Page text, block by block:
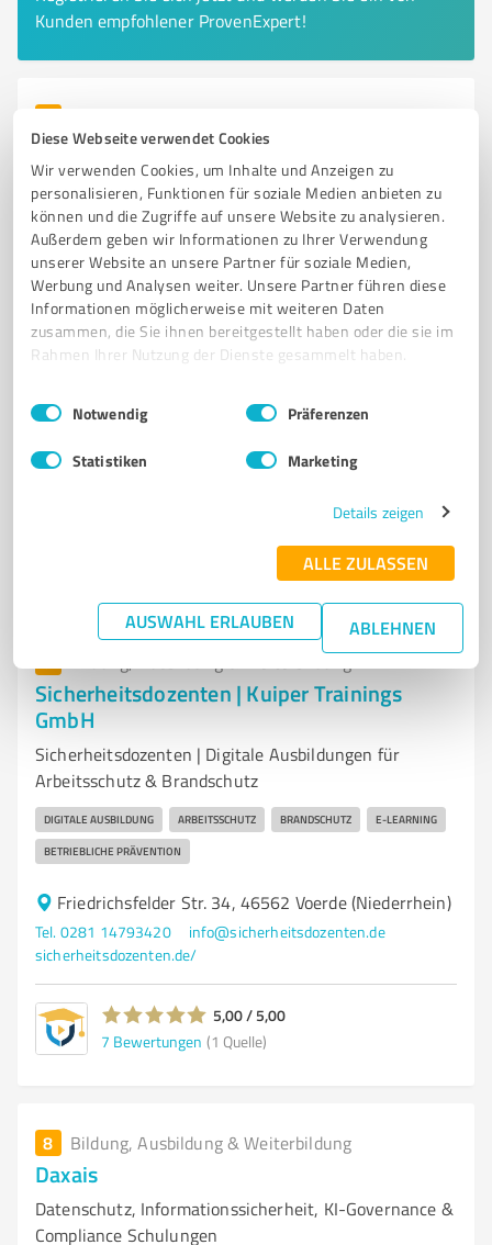
Diese Webseite verwendet Cookies
Wir verwenden Cookies, um Inhalte und Anzeigen zu
personalisieren, Funktionen für soziale Medien anbieten zu
können und die Zugriffe auf unsere Website zu analysieren.
Außerdem geben wir Informationen zu Ihrer Verwendung
unserer Website an unsere Partner für soziale Medien,
Werbung und Analysen weiter. Unsere Partner führen diese
Informationen möglicherweise mit weiteren Daten
zusammen, die Sie ihnen bereitgestellt haben oder die sie im
Rahmen Ihrer Nutzung der Dienste gesammelt haben.
Impressum Datenschutzbestimmungen
Einwilligungsauswahl
Notwendig Präferenzen
Statistiken Marketing
Details zeigen
ALLE ZULASSEN
AUSWAHL ERLAUBEN ABLEHNEN
Kunden empfohlener ProvenExpert!
6
Volkshochschul-Zweckverband Dinslaken-
Voerde-Hünxe
Vielfältige Bildungsangebote der Volkshochschule
Dinslaken für alle Altersgruppe
SPRACHKURSE
BERUFLICHE QUALIFIKATIONEN KULTUR GESELLSCHAFT
NACHHALTIGE ENTWICKLUNG LEBENSLANGES LERNEN KURSE
Friedrich-Ebert-Straße 84, 46535 Dinslaken
Tel. 02064 41350
info@vhs-dinslaken.de
vhs-dinslaken.de/
Sicherheitsdozenten | Kuiper Trainings
GmbH
Sicherheitsdozenten | Digitale Ausbildungen für
Arbeitsschutz & Brandschutz
DIGITALE AUSBILDUNG ARBEITSSCHUTZ BRANDSCHUTZ E-LEARNING
BETRIEBLICHE PRÄVENTION
Friedrichsfelder Str. 34, 46562 Voerde (Niederrhein)
Tel. 0281 14793420
info@sicherheitsdozenten.de
sicherheitsdozenten.de/
5,00 / 5,00
7 Bewertungen (1 Quelle)
8 Bildung, Ausbildung & Weiterbildung
Daxais
Datenschutz, Informationssicherheit, KI-Governance &
Compliance Schulungen